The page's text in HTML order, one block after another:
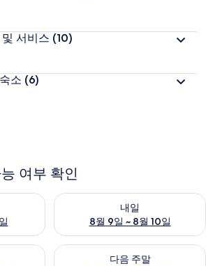
서비스 (10)
소 (6)
여부 확인
인, 8월 8일 ~ 8월 9일
내일
8월 9일 ~ 8월 10일
내일 예약 가능 여부 확인, 8월
확인, 8월 14일 ~ 8월 16일
다음 주말
다음 주말 예약 가능 여부 확인